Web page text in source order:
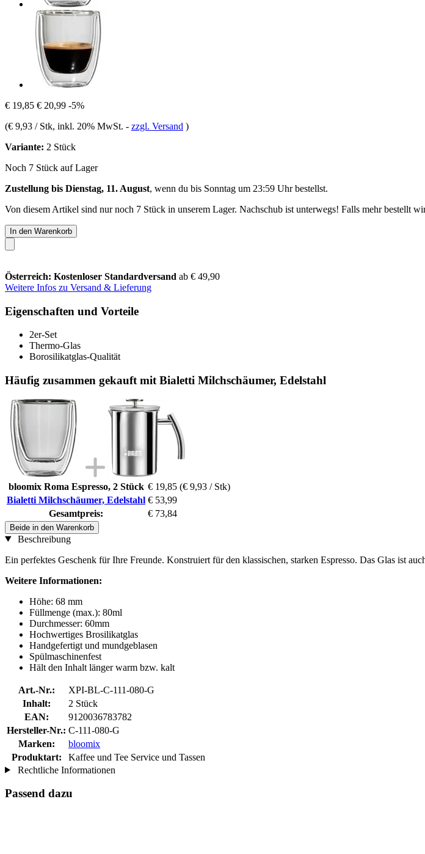
€ 19,85 € 20,99 -5%
(€ 9,93 / Stk, inkl. 20% MwSt. - zzgl. Versand )
Variante: 2 Stück
Noch 7 Stück auf Lager
Zustellung bis Dienstag, 11. August, wenn du bis Sonntag um 23:59 Uhrbestellst.
Von diesem Artikel sind nur noch 7 Stück in unserem Lager. Nachschub ist unterwegs! Falls mehr bestellt
In den Warenkorb
Österreich: Kostenloser Standardversand ab € 49,90
Weitere Infos zu Versand & Lieferung
Eigenschaften und Vorteile
2er-Set
Thermo-Glas
Borosilikatglas-Qualität
Häufig zusammen gekauft mit Bialetti Milchschäumer, Edelstahl
bloomix Roma Espresso, 2 Stück € 19,85 (€ 9,93 / Stk)
Bialetti Milchschäumer, Edelstahl € 53,99
Gesamtpreis:
€ 73,84
Beide in den Warenkorb
Beschreibung
Ein perfektes Geschenk für Ihre Freunde. Konstruiert für den klassischen, starken Espresso. Das Glas ist
Weitere Informationen:
Höhe: 68 mm
Füllmenge (max.): 80ml
Durchmesser: 60mm
Hochwertiges Brosilikatglas
Handgefertigt und mundgeblasen
Spülmaschinenfest
Hält den Inhalt länger warm bzw. kalt
Art.-Nr.:
XPI-BL-C-111-080-G
Inhalt:
2 Stück
EAN:
9120036783782
Hersteller-Nr.: C-111-080-G
Marken:
bloomix
Produktart:
Kaffee und Tee Service und Tassen
Rechtliche Informationen
Passend dazu